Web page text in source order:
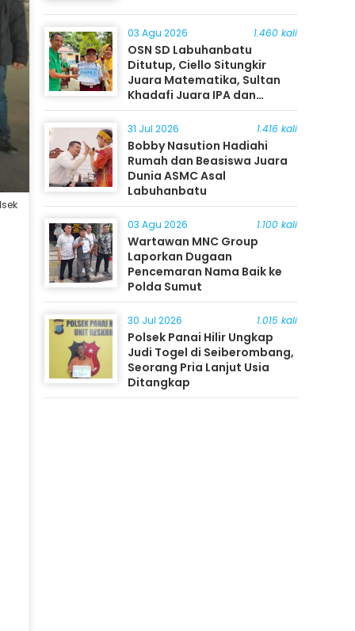
03 Agu 2026 1.460 kali
OSN SD Labuhanbatu
Ditutup, Ciello Situngkir
Juara Matematika, Sultan
Khadafi Juara IPA dan
Timothy Rangkuti Juara IPS
31 Jul 2026 1.416 kali
Bobby Nasution Hadiahi
Rumah dan Beasiswa Juara
Dunia ASMC Asal
Labuhanbatu
03 Agu 2026 1.100 kali
Wartawan MNC Group
Laporkan Dugaan
Pencemaran Nama Baik ke
Polda Sumut
30 Jul 2026 1.015 kali
Polsek Panai Hilir Ungkap
Judi Togel di Seiberombang,
Seorang Pria Lanjut Usia
Ditangkap